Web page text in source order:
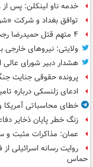
خدمه ناو لینکلن: پس از ۸ ماه حضور در دریا خسته و درمانده‌ شدیم
توافق بغداد و شرکت
۴ متهم قتل حمیدرضا رجب‌زاده دستگیر شدند
ولایتی: نیروهای خارجی
هشدار دبیر شورای عالی
پرونده حقوقی جنایت
ادعای زلنسکی درباره
خطای محاسباتی آمریکا
زنگ خطر پایان ذخایر
عمان: مذاکرات مثبت و
روایت رسانه اسرائیلی
حماس